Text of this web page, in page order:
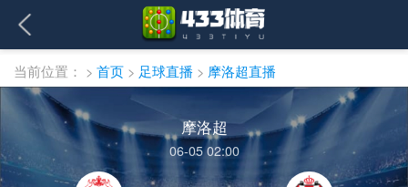
当前位置： > 首页 > 足球直播 > 摩洛超直播
摩洛超
06-05 02:00